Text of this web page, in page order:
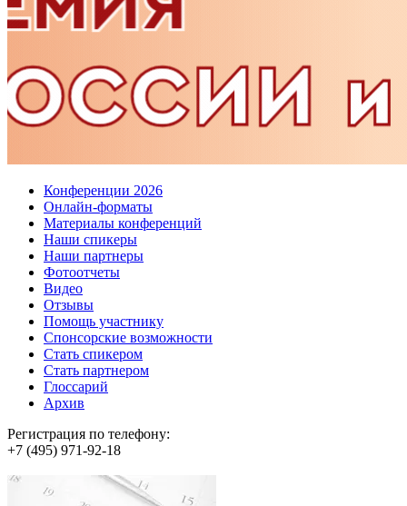
Конференции 2026
Онлайн-форматы
Материалы конференций
Наши спикеры
Наши партнеры
Фотоотчеты
Видео
Отзывы
Помощь участнику
Спонсорские возможности
Стать спикером
Стать партнером
Глоссарий
Архив
Регистрация по телефону:
+7 (495) 971-92-18